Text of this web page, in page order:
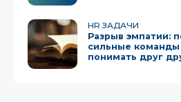
HR ЗАДАЧИ
Разрыв эмпатии:
сильные
понимать друг